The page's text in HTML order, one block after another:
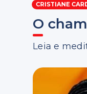
CRISTIANE
O
Leia e